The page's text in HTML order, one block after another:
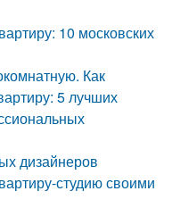
10 московских
Как
5 лучших
дизайнеров
студию своими